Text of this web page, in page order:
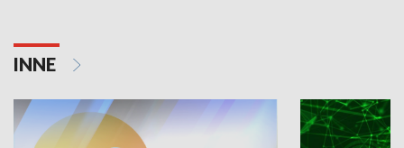
INNE